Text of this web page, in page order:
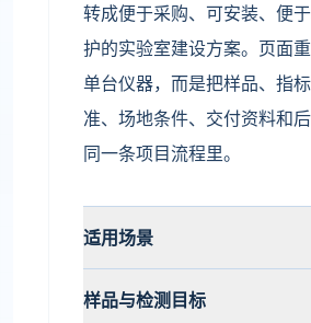
转成便于采购、可安装、便
护的实验室建设方案。页面
单台仪器，而是把样品、指
准、场地条件、交付资料和
同一条项目流程里。
适用场景
样品与检测目标